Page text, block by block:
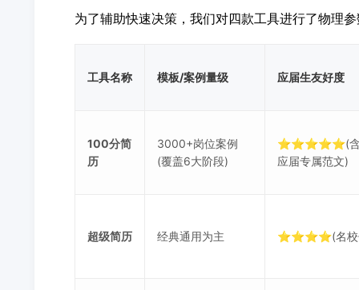
为了辅助快速决策，我们对四款工具进行了物理
工具名称 模板/案例量级 应届生友好度
100分简
历
3000+岗位案例
(覆盖6大阶段)
⭐⭐⭐⭐⭐(
应届专属范文)
超级简历 经典通用为主 ⭐⭐⭐⭐(名校